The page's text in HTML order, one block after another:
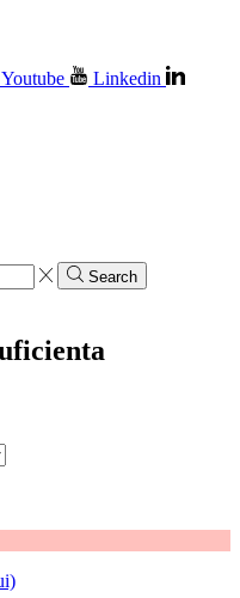
Youtube Linkedin
Search